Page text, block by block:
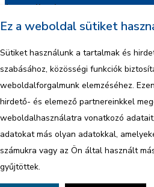
Jognyilatkozat
Adatkezelési tájékoztató
Céginformáció
Jelentések
Készítette:BonsAI
Minden jog fenntartva
Energy Kft.
Ez a weboldal sütiket
Sütiket használunk a tartalmak és
szabásához, közösségi funkciók
weboldalforgalmunk elemzéséhez.
hirdető- és elemező partnereinkkel
weboldalhasználatra vonatkozó
adatokat más olyan adatokkal,
számukra vagy az Ön által használt
gyűjtöttek.